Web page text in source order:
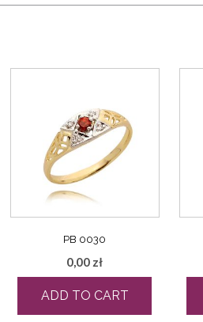
PB 0030
0,00 zł
ADD TO CART